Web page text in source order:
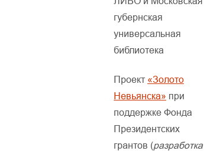
губернская
универсальная
библиотека
Проект «Золото
Невьянска» при
поддержке Фонда
Президентских
грантов (разработка